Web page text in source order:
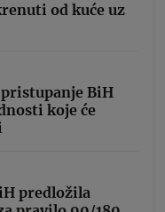
od kuće uz
BiH
koje će
predložila